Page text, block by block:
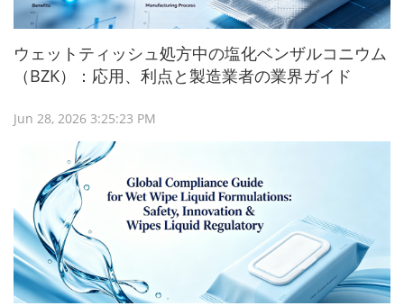
ウェットティッシュ処方中の塩化ベンザルコニウム
（BZK）：応用、利点と製造業者の業界ガイド
Jun 28, 2026 3:25:23 PM